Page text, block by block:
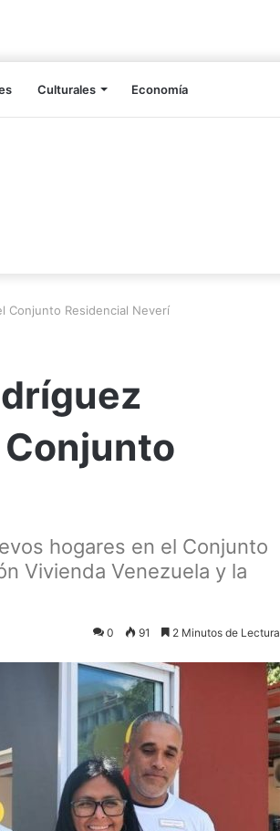
Culturales Economía
Conjunto Residencial Neverí
hogares en el Conjunto
Vivienda Venezuela y la
0 91 2 Minutos de Lectura